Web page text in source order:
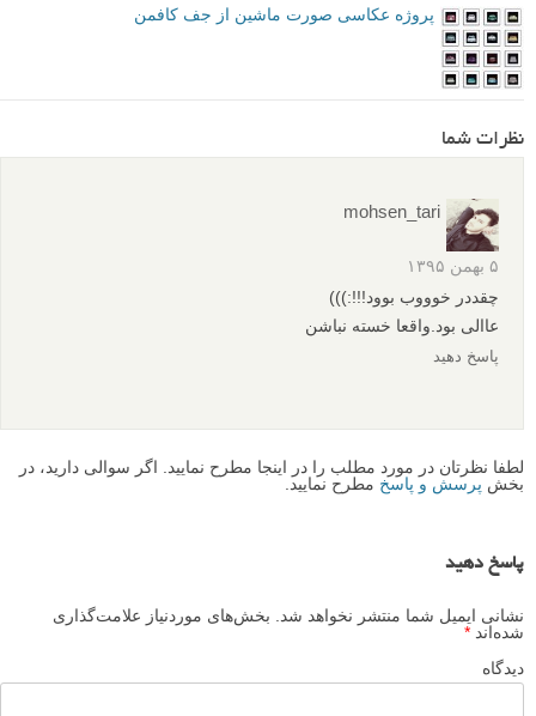
پروژه عکاسی صورت ماشین از جف کافمن
نظرات شما
mohsen_tari
۵ بهمن ۱۳۹۵
چقددر خوووب بوود!!!:)))
عاالی بود.واقعا خسته نباشن
پاسخ دهید
لطفا نظرتان در مورد مطلب را در اینجا مطرح نمایید. اگر سوالی دارید، در
بخش پرسش و پاسخ مطرح نمایید.
پاسخ دهید
نشانی ایمیل شما منتشر نخواهد شد.
بخش‌های موردنیاز علامت‌گذاری
شده‌اند *
دیدگاه